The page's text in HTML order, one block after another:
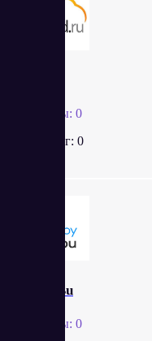
Отзывы: 0
Рейтинг: 0
Saby Bu
Отзывы: 0